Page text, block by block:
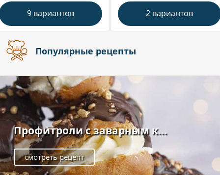
9 вариантов 2 вариантов
Популярные рецепты
Профитроли с заварным к...
смотреть рецепт